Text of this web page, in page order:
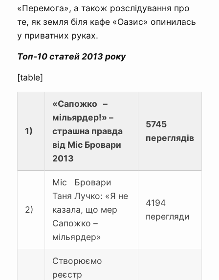
«Перемога», а також розслідування про
те, як земля біля кафе «Оазис» опинилась
у приватних руках.
Топ-10 статей 2013 року
[table]
1)
«Сапожко –
мільярдер!» –
страшна правда
від Міс Бровари
2013
5745
переглядів
2)
Міс Бровари
Таня Лучко: «Я не
казала, що мер
Сапожко –
мільярдер»
4194
перегляди
Створюємо
реєстр